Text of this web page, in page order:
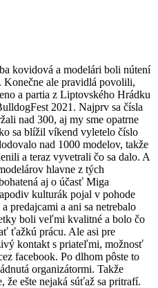
kovidová a modelári boli nútení
Konečne ale pravidlá povolili,
a partia z Liptovského Hrádku
2021. Najprv sa čísla
nad 300, aj my sme opatrne
sa blížil víkend vyletelo číslo
nad 1000 modelov, takže
a teraz vyvetrali čo sa dalo. A
hlavne z tých
aj o účasť Miga
kulturák pojal v pohode
predajcami a ani sa netrebalo
boli veľmi kvalitné a bolo čo
ťažkú prácu. Ale asi pre
kontakt s priateľmi, možnosť
facebook. Po dlhom pôste to
organizátormi. Takže
ešte nejaká súťaž sa pritrafí.